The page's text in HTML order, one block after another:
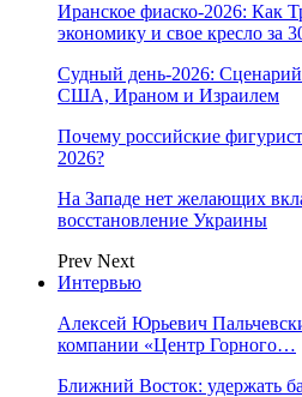
Иранское фиаско-2026: Как
экономику и свое кресло за
Судный день-2026:
США, Ираном и Израилем
Почему российские
2026?
На Западе нет желающих
восстановление Украины
Prev Next
Интервью
Алексей Юрьевич
компании «Центр Горного…
Ближний Восток: удержать